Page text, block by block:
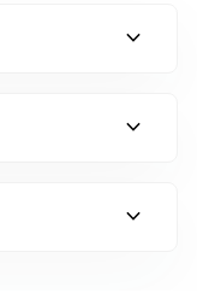
expand_more
expand_more
expand_more